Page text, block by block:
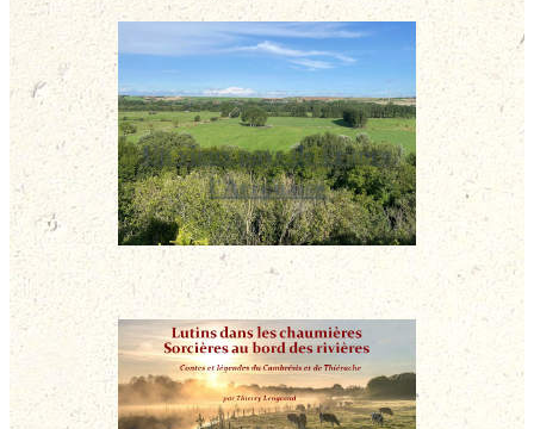
Un vieux pays de France,
l'Arrouaise